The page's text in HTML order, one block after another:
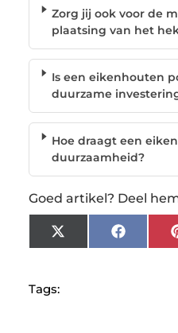
Zorg jij ook voor de
plaatsing van het
Is een eikenhouten
duurzame
Hoe draagt een
duurzaamheid?
Goed artikel? Deel
X
(Twitter)
Tags: